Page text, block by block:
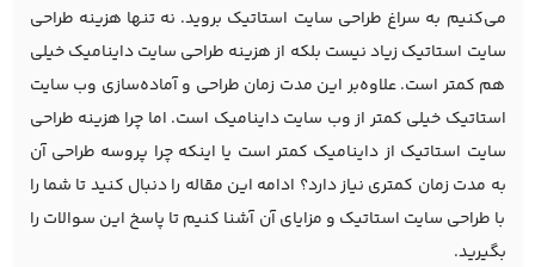
می‌کنیم به سراغ طراحی سایت استاتیک بروید. نه تنها هزینه طراحی
سایت استاتیک زیاد نیست بلکه از هزینه طراحی سایت داینامیک خیلی
هم کمتر است. علاوه‌بر این مدت زمان طراحی و آماده‌سازی وب سایت
استاتیک خیلی کمتر از وب سایت داینامیک است. اما چرا هزینه طراحی
سایت استاتیک از داینامیک کمتر است یا اینکه چرا پروسه طراحی آن
به مدت زمان کمتری نیاز دارد؟ ادامه این مقاله را دنبال کنید تا شما را
با طراحی سایت استاتیک و مزایای آن آشنا کنیم تا پاسخ این سوالات را
بگیرید.